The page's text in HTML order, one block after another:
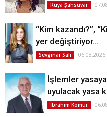
Rüya Şahsuvar
“Kim kazandı?”,
yer değiştiriyor…
Sevginar Sali 06.08.2026
İşlemler
uyulacak yasa
İbrahim Kömür